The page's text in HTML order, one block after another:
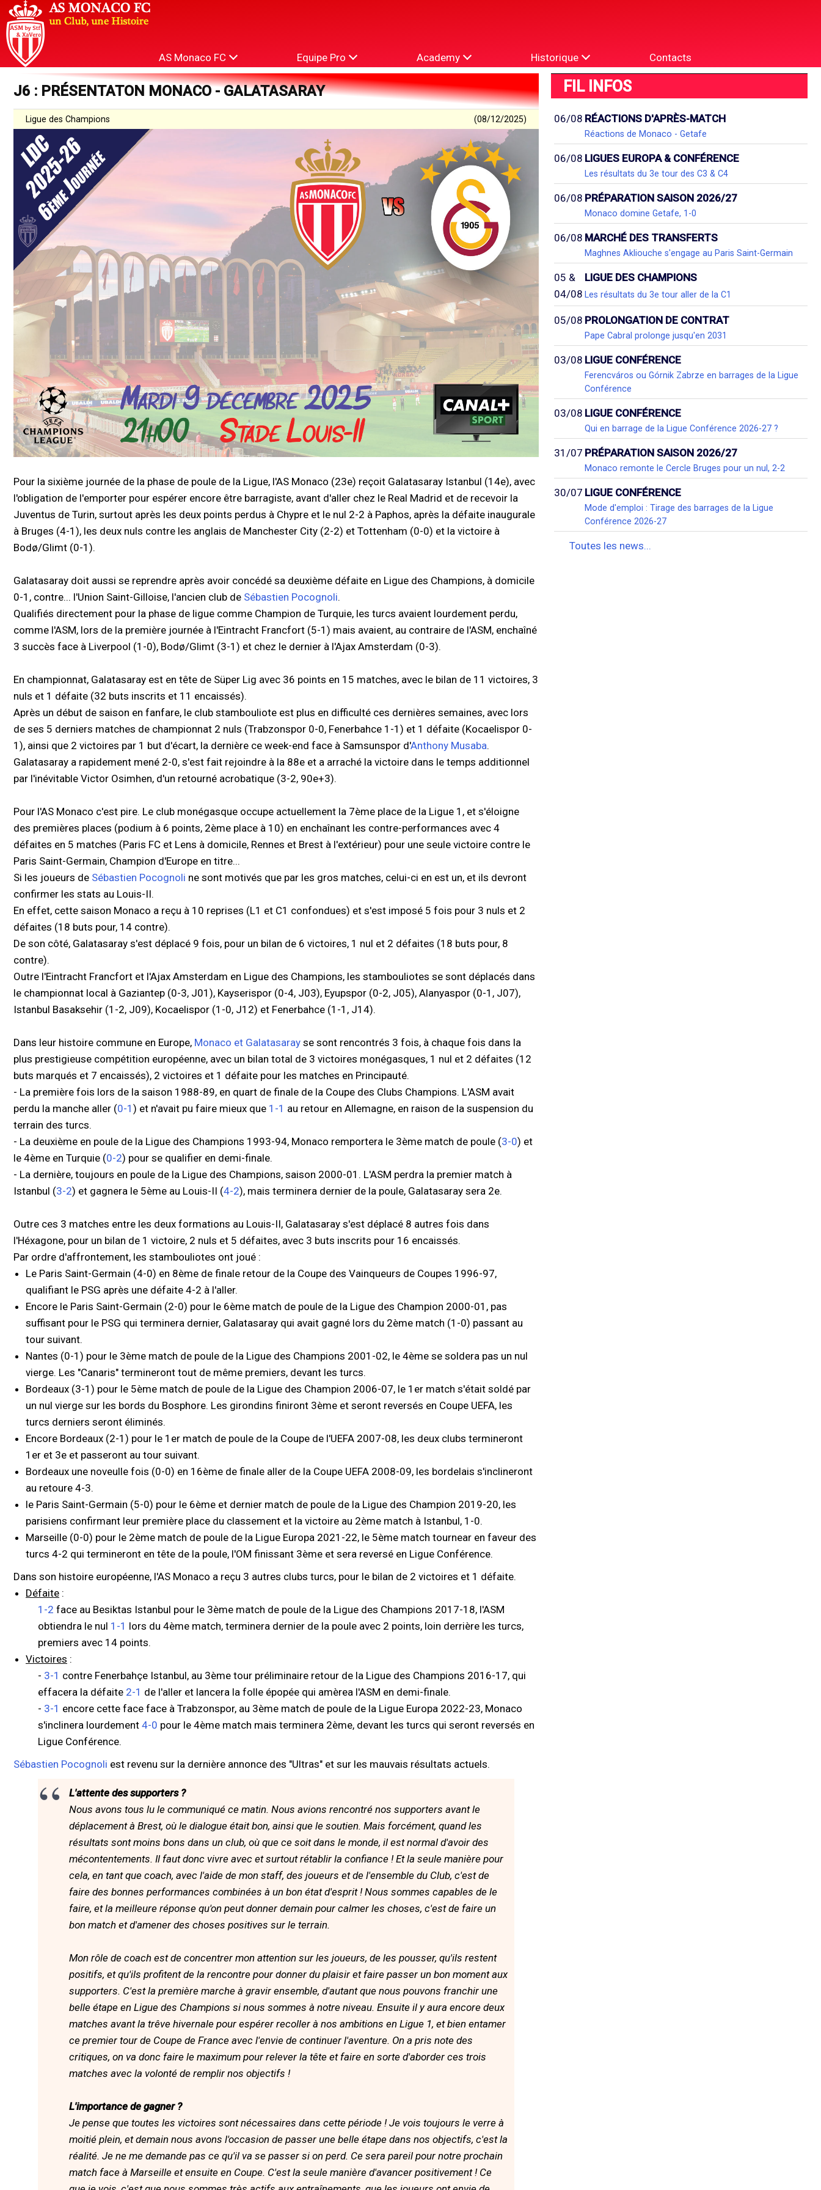
AS Monaco FC Equipe Pro Academy Historique Contacts
J6 : PRÉSENTATON MONACO - GALATASARAY
Ligue des Champions (08/12/2025)
Pour la sixième journée de la phase de poule de la Ligue, l'AS Monaco (23e) reçoit Galatasaray Istanbul (14e), avec
l'obligation de l'emporter pour espérer encore être barragiste, avant d'aller chez le Real Madrid et de recevoir la
Juventus de Turin, surtout après les deux points perdus à Chypre et le nul 2-2 à Paphos, après la défaite inaugurale
à Bruges (4-1), les deux nuls contre les anglais de Manchester City (2-2) et Tottenham (0-0) et la victoire à
Bodø/Glimt (0-1).
Galatasaray doit aussi se reprendre après avoir concédé sa deuxième défaite en Ligue des Champions, à domicile
0-1, contre... l'Union Saint-Gilloise, l'ancien club de Sébastien Pocognoli.
Qualifiés directement pour la phase de ligue comme Champion de Turquie, les turcs avaient lourdement perdu,
comme l'ASM, lors de la première journée à l'Eintracht Francfort (5-1) mais avaient, au contraire de l'ASM, enchaîné
3 succès face à Liverpool (1-0), Bodø/Glimt (3-1) et chez le dernier à l'Ajax Amsterdam (0-3).
En championnat, Galatasaray est en tête de Süper Lig avec 36 points en 15 matches, avec le bilan de 11 victoires, 3
nuls et 1 défaite (32 buts inscrits et 11 encaissés).
Après un début de saison en fanfare, le club stambouliote est plus en difficulté ces dernières semaines, avec lors
de ses 5 derniers matches de championnat 2 nuls (Trabzonspor 0-0, Fenerbahce 1-1) et 1 défaite (Kocaelispor 0-
1), ainsi que 2 victoires par 1 but d'écart, la dernière ce week-end face à Samsunspor d'Anthony Musaba.
Galatasaray a rapidement mené 2-0, s'est fait rejoindre à la 88e et a arraché la victoire dans le temps additionnel
par l'inévitable Victor Osimhen, d'un retourné acrobatique (3-2, 90e+3).
Pour l'AS Monaco c'est pire. Le club monégasque occupe actuellement la 7ème place de la Ligue 1, et s'éloigne
des premières places (podium à 6 points, 2ème place à 10) en enchaînant les contre-performances avec 4
défaites en 5 matches (Paris FC et Lens à domicile, Rennes et Brest à l'extérieur) pour une seule victoire contre le
Paris Saint-Germain, Champion d'Europe en titre...
Si les joueurs de Sébastien Pocognoli ne sont motivés que par les gros matches, celui-ci en est un, et ils devront
confirmer les stats au Louis-II.
En effet, cette saison Monaco a reçu à 10 reprises (L1 et C1 confondues) et s'est imposé 5 fois pour 3 nuls et 2
défaites (18 buts pour, 14 contre).
De son côté, Galatasaray s'est déplacé 9 fois, pour un bilan de 6 victoires, 1 nul et 2 défaites (18 buts pour, 8
contre).
Outre l'Eintracht Francfort et l'Ajax Amsterdam en Ligue des Champions, les stambouliotes se sont déplacés dans
le championnat local à Gaziantep (0-3, J01), Kayserispor (0-4, J03), Eyupspor (0-2, J05), Alanyaspor (0-1, J07),
Istanbul Basaksehir (1-2, J09), Kocaelispor (1-0, J12) et Fenerbahce (1-1, J14).
Dans leur histoire commune en Europe, Monaco et Galatasaray se sont rencontrés 3 fois, à chaque fois dans la
plus prestigieuse compétition européenne, avec un bilan total de 3 victoires monégasques, 1 nul et 2 défaites (12
buts marqués et 7 encaissés), 2 victoires et 1 défaite pour les matches en Principauté.
- La première fois lors de la saison 1988-89, en quart de finale de la Coupe des Clubs Champions. L'ASM avait
perdu la manche aller (0-1 ) et n'avait pu faire mieux que 1-1 au retour en Allemagne, en raison de la suspension du
terrain des turcs.
- La deuxième en poule de la Ligue des Champions 1993-94, Monaco remportera le 3ème match de poule (3-0) et
le 4ème en Turquie (0-2) pour se qualifier en demi-finale.
- La dernière, toujours en poule de la Ligue des Champions, saison 2000-01. L'ASM perdra la premier match à
Istanbul (3-2) et gagnera le 5ème au Louis-II (4-2), mais terminera dernier de la poule, Galatasaray sera 2e.
Outre ces 3 matches entre les deux formations au Louis-II, Galatasaray s'est déplacé 8 autres fois dans
l'Héxagone, pour un bilan de 1 victoire, 2 nuls et 5 défaites, avec 3 buts inscrits pour 16 encaissés.
Par ordre d'affrontement, les stambouliotes ont joué :
Le Paris Saint-Germain (4-0) en 8ème de finale retour de la Coupe des Vainqueurs de Coupes 1996-97,
qualifiant le PSG après une défaite 4-2 à l'aller.
Encore le Paris Saint-Germain (2-0) pour le 6ème match de poule de la Ligue des Champion 2000-01, pas
suffisant pour le PSG qui terminera dernier, Galatasaray qui avait gagné lors du 2ème match (1-0) passant au
tour suivant.
Nantes (0-1) pour le 3ème match de poule de la Ligue des Champions 2001-02, le 4ème se soldera pas un nul
vierge. Les "Canaris" termineront tout de même premiers, devant les turcs.
Bordeaux (3-1) pour le 5ème match de poule de la Ligue des Champion 2006-07, le 1er match s'était soldé par
un nul vierge sur les bords du Bosphore. Les girondins finiront 3ème et seront reversés en Coupe UEFA, les
turcs derniers seront éliminés.
Encore Bordeaux (2-1) pour le 1er match de poule de la Coupe de l'UEFA 2007-08, les deux clubs termineront
1er et 3e et passeront au tour suivant.
Bordeaux une noveulle fois (0-0) en 16ème de finale aller de la Coupe UEFA 2008-09, les bordelais s'inclineront
au retoure 4-3.
le Paris Saint-Germain (5-0) pour le 6ème et dernier match de poule de la Ligue des Champion 2019-20, les
parisiens confirmant leur première place du classement et la victoire au 2ème match à Istanbul, 1-0.
Marseille (0-0) pour le 2ème match de poule de la Ligue Europa 2021-22, le 5ème match tournear en faveur des
turcs 4-2 qui termineront en tête de la poule, l'OM finissant 3ème et sera reversé en Ligue Conférence.
Dans son histoire européenne, l'AS Monaco a reçu 3 autres clubs turcs, pour le bilan de 2 victoires et 1 défaite.
Défaite :
1-2 face au Besiktas Istanbul pour le 3ème match de poule de la Ligue des Champions 2017-18, l'ASM
obtiendra le nul 1-1 lors du 4ème match, terminera dernier de la poule avec 2 points, loin derrière les turcs,
premiers avec 14 points.
Victoires :
- 3-1 contre Fenerbahçe Istanbul, au 3ème tour préliminaire retour de la Ligue des Champions 2016-17, qui
effacera la défaite 2-1 de l'aller et lancera la folle épopée qui amèrea l'ASM en demi-finale.
- 3-1 encore cette face face à Trabzonspor, au 3ème match de poule de la Ligue Europa 2022-23, Monaco
s'inclinera lourdement 4-0 pour le 4ème match mais terminera 2ème, devant les turcs qui seront reversés en
Ligue Conférence.
Sébastien Pocognoli est revenu sur la dernière annonce des "Ultras" et sur les mauvais résultats actuels.
L'attente des supporters ?
Nous avons tous lu le communiqué ce matin. Nous avions rencontré nos supporters avant le
déplacement à Brest, où le dialogue était bon, ainsi que le soutien. Mais forcément, quand les
résultats sont moins bons dans un club, où que ce soit dans le monde, il est normal d'avoir des
mécontentements. Il faut donc vivre avec et surtout rétablir la confiance ! Et la seule manière pour
cela, en tant que coach, avec l'aide de mon staff, des joueurs et de l'ensemble du Club, c'est de
faire des bonnes performances combinées à un bon état d'esprit ! Nous sommes capables de le
faire, et la meilleure réponse qu'on peut donner demain pour calmer les choses, c'est de faire un
bon match et d'amener des choses positives sur le terrain.
Mon rôle de coach est de concentrer mon attention sur les joueurs, de les pousser, qu'ils restent
positifs, et qu'ils profitent de la rencontre pour donner du plaisir et faire passer un bon moment aux
supporters. C'est la première marche à gravir ensemble, d'autant que nous pouvons franchir une
belle étape en Ligue des Champions si nous sommes à notre niveau. Ensuite il y aura encore deux
matches avant la trêve hivernale pour espérer recoller à nos ambitions en Ligue 1, et bien entamer
ce premier tour de Coupe de France avec l'envie de continuer l'aventure. On a pris note des
critiques, on va donc faire le maximum pour relever la tête et faire en sorte d'aborder ces trois
matches avec la volonté de remplir nos objectifs !
L'importance de gagner ?
Je pense que toutes les victoires sont nécessaires dans cette période ! Je vois toujours le verre à
moitié plein, et demain nous avons l'occasion de passer une belle étape dans nos objectifs, c'est la
réalité. Je ne me demande pas ce qu'il va se passer si on perd. Ce sera pareil pour notre prochain
match face à Marseille et ensuite en Coupe. C'est la seule manière d'avancer positivement ! Ce
FIL INFOS
06/08 RÉACTIONS D'APRÈS-MATCH
Réactions de Monaco - Getafe
06/08 LIGUES EUROPA & CONFÉRENCE
Les résultats du 3e tour des C3 & C4
06/08 PRÉPARATION SAISON 2026/27
Monaco domine Getafe, 1-0
06/08 MARCHÉ DES TRANSFERTS
Maghnes Akliouche s'engage au Paris Saint-Germain
05 &
04/08
LIGUE DES CHAMPIONS
Les résultats du 3e tour aller de la C1
05/08 PROLONGATION DE CONTRAT
Pape Cabral prolonge jusqu'en 2031
03/08 LIGUE CONFÉRENCE
Ferencváros ou Górnik Zabrze en barrages de la Ligue
Conférence
03/08 LIGUE CONFÉRENCE
Qui en barrage de la Ligue Conférence 2026-27 ?
31/07 PRÉPARATION SAISON 2026/27
Monaco remonte le Cercle Bruges pour un nul, 2-2
30/07 LIGUE CONFÉRENCE
Mode d'emploi : Tirage des barrages de la Ligue
Conférence 2026-27
Toutes les news...